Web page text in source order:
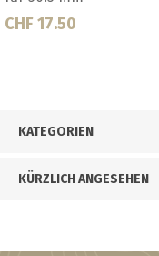
KATEGORIEN
KÜRZLICH ANGESEHEN